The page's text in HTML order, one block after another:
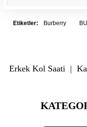
Etiketler: Burberry
Erkek Kol Saati |